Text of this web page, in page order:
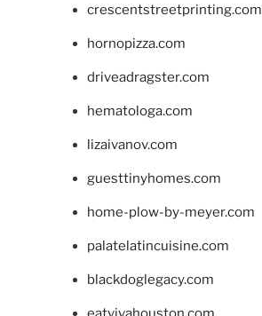
crescentstreetprinting.com
hornopizza.com
driveadragster.com
hematologa.com
lizaivanov.com
guesttinyhomes.com
home-plow-by-meyer.com
palatelatincuisine.com
blackdoglegacy.com